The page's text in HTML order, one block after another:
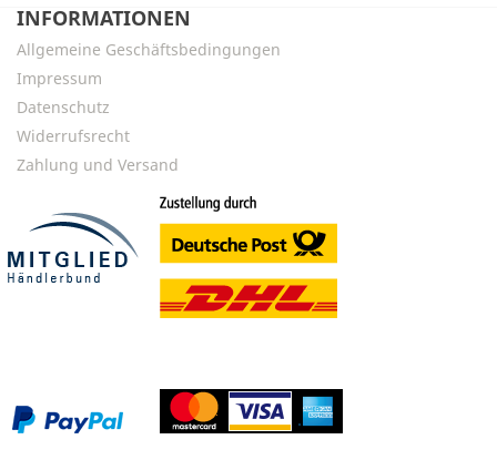
INFORMATIONEN
Allgemeine Geschäftsbedingungen
Impressum
Datenschutz
Widerrufsrecht
Zahlung und Versand